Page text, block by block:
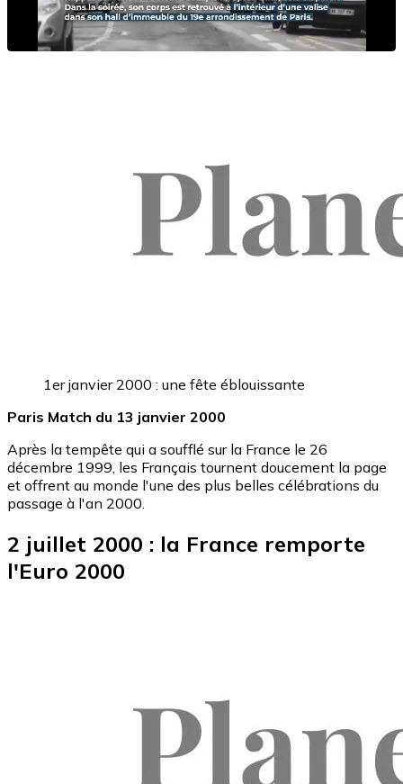
1er janvier 2000 : une fête éblouissante
Paris Match du 13 janvier 2000
Après la tempête qui a soufflé sur la France le 26
décembre 1999, les Français tournent doucement la page
et offrent au monde l'une des plus belles célébrations du
passage à l'an 2000.
2 juillet 2000 : la France remporte
l'Euro 2000